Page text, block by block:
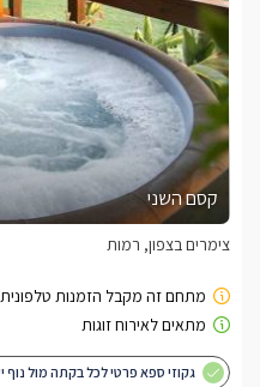
קסם השני
צימרים בצפון, רמות
גקוזי ספא פרטי לכל בקתה מול נוף